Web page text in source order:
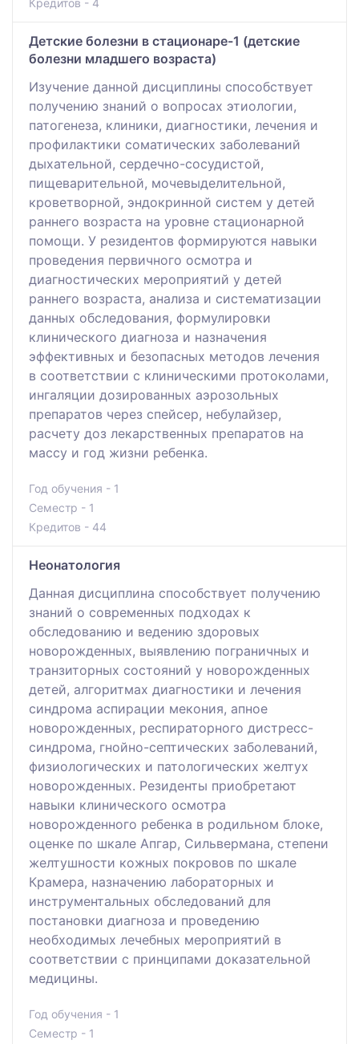
Кредитов - 4
Детские болезни в стационаре-1 (детские
болезни младшего возраста)
Изучение данной дисциплины способствует
получению знаний о вопросах этиологии,
патогенеза, клиники, диагностики, лечения и
профилактики соматических заболеваний
дыхательной, сердечно-сосудистой,
пищеварительной, мочевыделительной,
кроветворной, эндокринной систем у детей
раннего возраста на уровне стационарной
помощи. У резидентов формируются навыки
проведения первичного осмотра и
диагностических мероприятий у детей
раннего возраста, анализа и систематизации
данных обследования, формулировки
клинического диагноза и назначения
эффективных и безопасных методов лечения
в соответствии с клиническими протоколами,
ингаляции дозированных аэрозольных
препаратов через спейсер, небулайзер,
расчету доз лекарственных препаратов на
массу и год жизни ребенка.
Год обучения - 1
Семестр - 1
Кредитов - 44
Неонатология
Данная дисциплина способствует получению
знаний о современных подходах к
обследованию и ведению здоровых
новорожденных, выявлению пограничных и
транзиторных состояний у новорожденных
детей, алгоритмах диагностики и лечения
синдрома аспирации мекония, апное
новорожденных, респираторного дистресс-
синдрома, гнойно-септических заболеваний,
физиологических и патологических желтух
новорожденных. Резиденты приобретают
навыки клинического осмотра
новорожденного ребенка в родильном блоке,
оценке по шкале Апгар, Сильвермана, степени
желтушности кожных покровов по шкале
Крамера, назначению лабораторных и
инструментальных обследований для
постановки диагноза и проведению
необходимых лечебных мероприятий в
соответствии с принципами доказательной
медицины.
Год обучения - 1
Семестр - 1